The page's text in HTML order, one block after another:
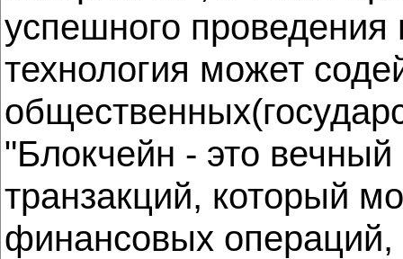
успешного
технология может
"Блокчейн - это
транзакций, который
финансовых операций,